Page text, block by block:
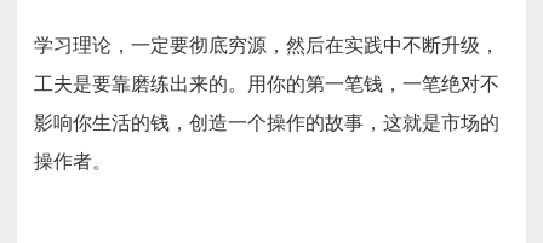
学习理论，一定要彻底穷源，然后在实践中不断升级，
工夫是要靠磨练出来的。用你的第一笔钱，一笔绝对不
影响你生活的钱，创造一个操作的故事，这就是市场的
操作者。